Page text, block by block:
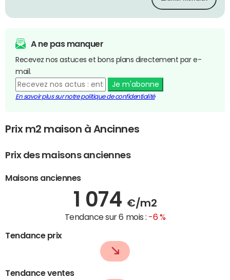
A ne pas manquer
Recevez nos astuces et bons plans directement par e-
mail.
Je m'abonne
En savoir plus sur notre politique de confidentialité
Prix m2 maison à Ancinnes
Prix des maisons anciennes
Maisons anciennes
1 074 €/m2
Tendance sur 6 mois : -6 %
Tendance prix
Tendance ventes